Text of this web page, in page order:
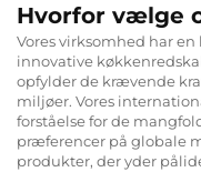
Hvorfor vælge
Vores virksomhed har
innovative
opfylder de krævende
miljøer. Vores
forståelse for de
præferencer på globale
produkter, der yder